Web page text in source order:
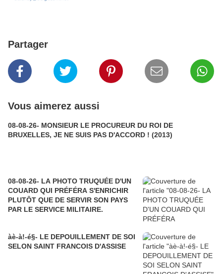
Partager
Vous aimerez aussi
08-08-26- MONSIEUR LE PROCUREUR DU ROI DE
BRUXELLES, JE NE SUIS PAS D'ACCORD ! (2013)
08-08-26- LA PHOTO TRUQUÉE D'UN
COUARD QUI PRÉFÉRA S'ENRICHIR
PLUTÔT QUE DE SERVIR SON PAYS
PAR LE SERVICE MILITAIRE.
àè-à!-é§- LE DEPOUILLEMENT DE SOI
SELON SAINT FRANCOIS D'ASSISE